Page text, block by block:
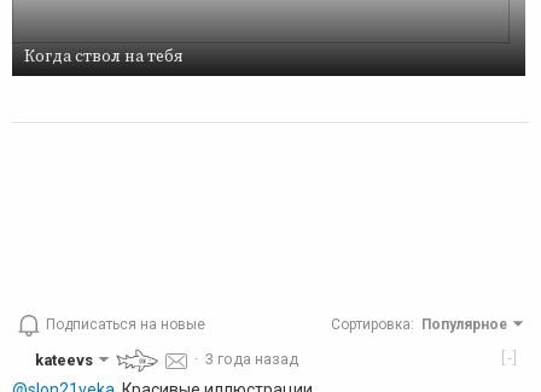
Когда ствол на тебя
Подписаться на новые Сортировка: Популярное
[-]
kateevs · 3 года назад